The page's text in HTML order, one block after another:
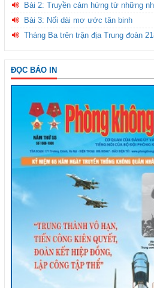
Bài 2: Truyền cảm hứng từ những
Bài 3: Nối dài mơ ước tân binh
Tháng Ba trên trận địa Trung đoàn
ĐỌC BÁO IN